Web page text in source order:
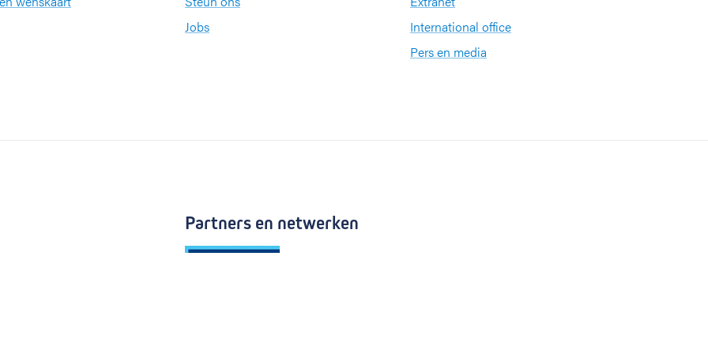
Jobs
International office
Pers en media
Partners en netwerken